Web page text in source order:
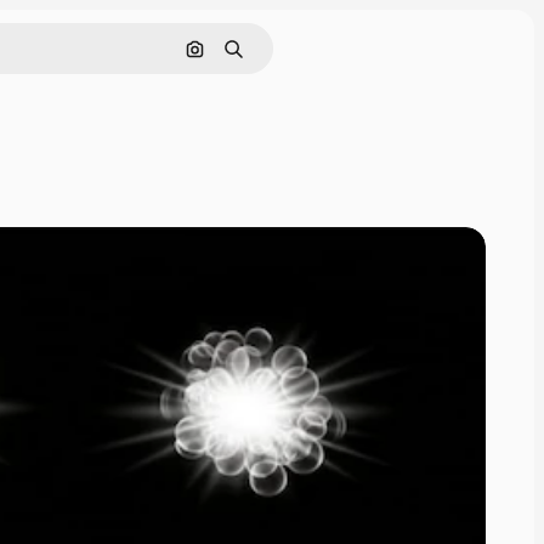
画像で検索
検索